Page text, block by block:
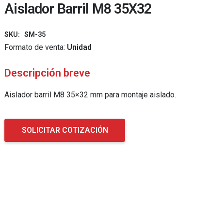
Aislador Barril M8 35X32
SKU: SM-35
Formato de venta: Unidad
Descripción breve
Aislador barril M8 35×32 mm para montaje aislado.
SOLICITAR COTIZACIÓN